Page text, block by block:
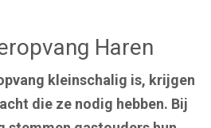
Haren
kleinschalig is, krijgen
die ze nodig hebben. Bij